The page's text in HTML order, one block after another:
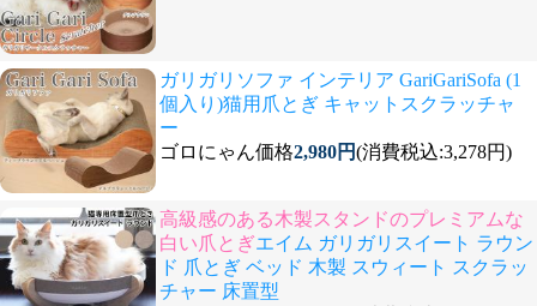
ガリガリソファ インテリア GariGariSofa (1
個入り)猫用爪とぎ キャットスクラッチャ
ー
ゴロにゃん価格2,980円(消費税込:3,278円)
高級感のある木製スタンドのプレミアムな
白い爪とぎエイム ガリガリスイート ラウン
ド 爪とぎ ベッド 木製 スウィート スクラッ
チャー 床置型